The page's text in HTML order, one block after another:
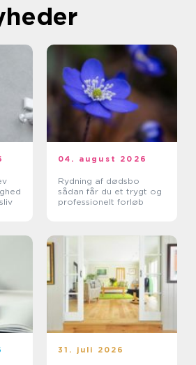
04. august 2026
Rydning af dødsbo
sådan får du et trygt og
professionelt forløb
31. juli 2026